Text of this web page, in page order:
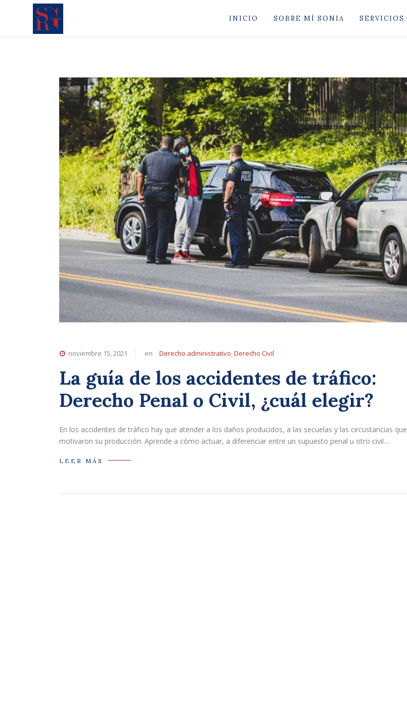
INICIO SOBRE MÍ SONIA SERVICIOS
noviembre 15, 2021 en Derecho administrativo Derecho Civil
La guía de los accidentes de tráfico:
Derecho Penal o Civil, ¿cuál elegir?
En los accidentes de tráfico hay que atender a los daños producidos, a las secuelas y las circustancias que
motivaron su producción. Aprende a cómo actuar, a diferenciar entre un supuesto penal u otro civil…
LEER MÁS